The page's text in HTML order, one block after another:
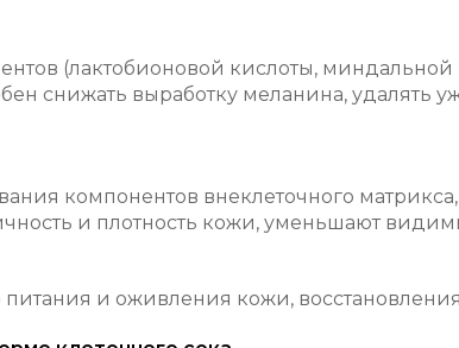
(лактобионовой кислоты, миндальной
снижать выработку меланина, удалять
компонентов внеклеточного
и плотность кожи, уменьшают
и оживления кожи,